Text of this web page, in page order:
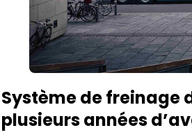
Système de freinage
plusieurs années